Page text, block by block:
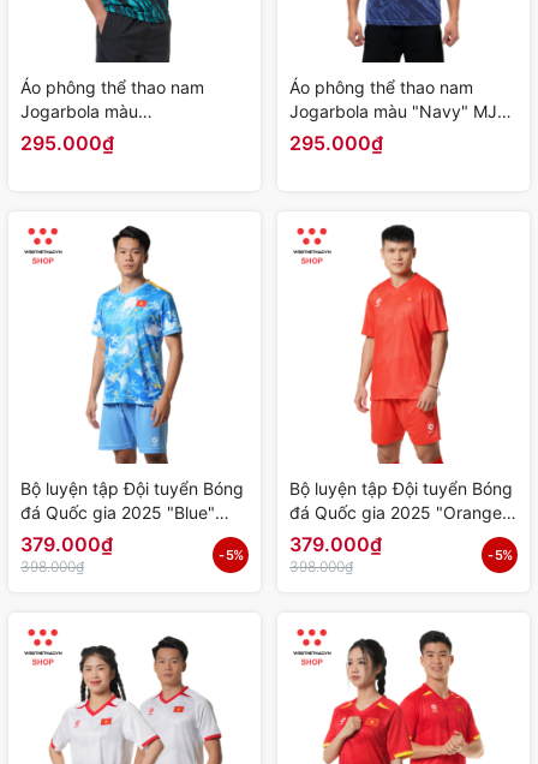
Áo phông thể thao nam
Jogarbola màu
"Green/Black" MJ-A430-02
- Hàng Chính Hãng
295.000₫
Áo phông thể thao nam
Jogarbola màu "Navy" MJ-
A430-01 - Hàng Chính Hãng
295.000₫
Bộ luyện tập Đội tuyển Bóng
đá Quốc gia 2025 "Blue"
MJ-E4047-29 - Hàng Chính
Hãng
379.000₫
398.000₫
- 5%
Bộ luyện tập Đội tuyển Bóng
đá Quốc gia 2025 "Orange"
MJ-E3053-133 - Hàng
Chính Hãng
379.000₫
398.000₫
- 5%